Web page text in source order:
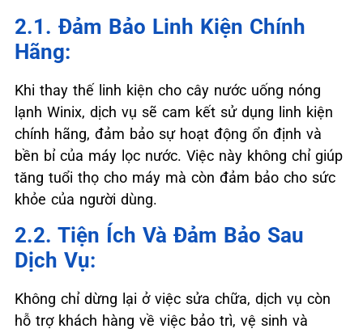
2.1. Đảm Bảo Linh Kiện Chính
Hãng:
Khi thay thế linh kiện cho cây nước uống nóng
lạnh Winix, dịch vụ sẽ cam kết sử dụng linh kiện
chính hãng, đảm bảo sự hoạt động ổn định và
bền bỉ của máy lọc nước. Việc này không chỉ giúp
tăng tuổi thọ cho máy mà còn đảm bảo cho sức
khỏe của người dùng.
2.2. Tiện Ích Và Đảm Bảo Sau
Dịch Vụ:
Không chỉ dừng lại ở việc sửa chữa, dịch vụ còn
hỗ trợ khách hàng về việc bảo trì, vệ sinh và